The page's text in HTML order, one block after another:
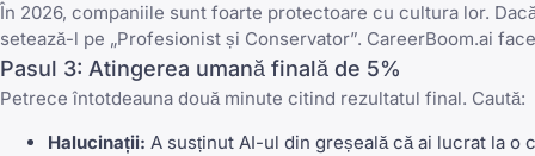
În 2026, companiile sunt foarte protectoare cu cultura lor.
setează-l pe „Profesionist și Conservator”. CareerBoom.ai
Pasul 3: Atingerea umană finală de 5%
Petrece întotdeauna două minute citind rezultatul final. Caută:
Halucinații: A susținut AI-ul din greșeală că ai lucrat la o